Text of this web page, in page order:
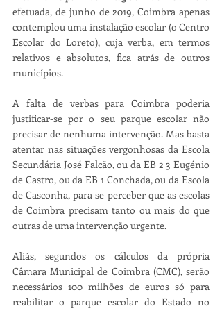
efetuada, de junho de 2019, Coimbra apenas
contemplou uma instalação escolar (o Centro
Escolar do Loreto), cuja verba, em termos
relativos e absolutos, fica atrás de outros
municípios.
A falta de verbas para Coimbra poderia
justificar-se por o seu parque escolar não
precisar de nenhuma intervenção. Mas basta
atentar nas situações vergonhosas da Escola
Secundária José Falcão, ou da EB 2 3 Eugénio
de Castro, ou da EB 1 Conchada, ou da Escola
de Casconha, para se perceber que as escolas
de Coimbra precisam tanto ou mais do que
outras de uma intervenção urgente.
Aliás, segundos os cálculos da própria
Câmara Municipal de Coimbra (CMC), serão
necessários 100 milhões de euros só para
reabilitar o parque escolar do Estado no